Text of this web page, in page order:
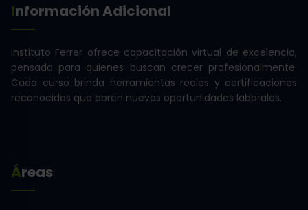
Información Adicional
Instituto Ferrer ofrece capacitación virtual de excelencia,
pensada para quienes buscan crecer profesionalmente.
Cada curso brinda herramientas reales y certificaciones
reconocidas que abren nuevas oportunidades laborales.
Áreas